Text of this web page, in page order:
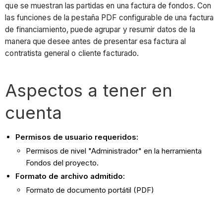
que se muestran las partidas en una factura de fondos. Con
las funciones de la pestaña PDF configurable de una factura
de financiamiento, puede agrupar y resumir datos de la
manera que desee antes de presentar esa factura al
contratista general o cliente facturado.
Aspectos a tener en
cuenta
Permisos de usuario requeridos:
Permisos de nivel "Administrador" en la herramienta
Fondos del proyecto.
Formato de archivo admitido:
Formato de documento portátil (PDF)